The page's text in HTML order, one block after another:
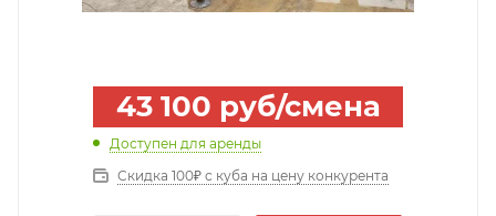
43 100 руб/смена
Доступен для аренды
Скидка 100₽ с куба на цену конкурента